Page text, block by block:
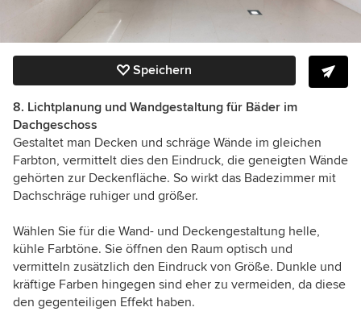
Speichern
8. Lichtplanung und Wandgestaltung für Bäder im
Dachgeschoss
Gestaltet man Decken und schräge Wände im gleichen
Farbton, vermittelt dies den Eindruck, die geneigten Wände
gehörten zur Deckenfläche. So wirkt das Badezimmer mit
Dachschräge ruhiger und größer.
Wählen Sie für die Wand- und Deckengestaltung helle,
kühle Farbtöne. Sie öffnen den Raum optisch und
vermitteln zusätzlich den Eindruck von Größe. Dunkle und
kräftige Farben hingegen sind eher zu vermeiden, da diese
den gegenteiligen Effekt haben.